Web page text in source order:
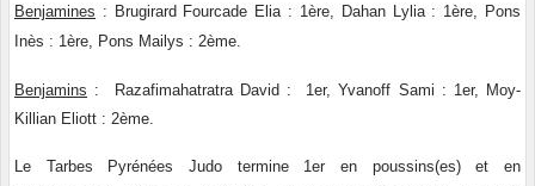
Benjamines : Brugirard Fourcade Elia : 1ère, Dahan Lylia : 1ère, Pons
Inès : 1ère, Pons Mailys : 2ème.
Benjamins : Razafimahatratra David : 1er, Yvanoff Sami : 1er, Moy-
Killian Eliott : 2ème.
Le Tarbes Pyrénées Judo termine 1er en poussins(es) et en